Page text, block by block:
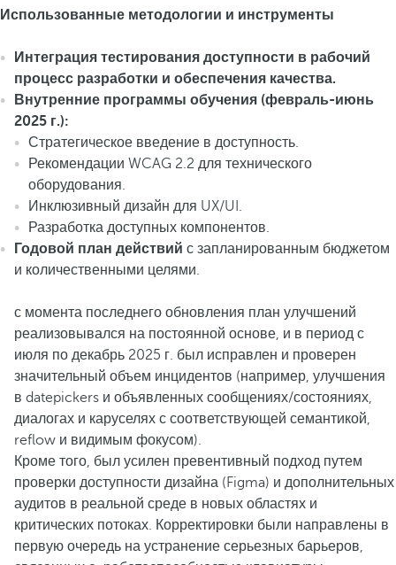
Использованные методологии и инструменты
Интеграция тестирования доступности в рабочий
процесс разработки и обеспечения качества.
Внутренние программы обучения (февраль-июнь
2025 г.):
Стратегическое введение в доступность.
Рекомендации WCAG 2.2 для технического
оборудования.
Инклюзивный дизайн для UX/UI.
Разработка доступных компонентов.
Годовой план действий с запланированным бюджетом
и количественными целями.
с момента последнего обновления план улучшений
реализовывался на постоянной основе, и в период с
июля по декабрь 2025 г. был исправлен и проверен
значительный объем инцидентов (например, улучшения
в datepickers и объявленных сообщениях/состояниях,
диалогах и каруселях с соответствующей семантикой,
reflow и видимым фокусом).
Кроме того, был усилен превентивный подход путем
проверки доступности дизайна (Figma) и дополнительных
аудитов в реальной среде в новых областях и
критических потоках. Корректировки были направлены в
первую очередь на устранение серьезных барьеров,